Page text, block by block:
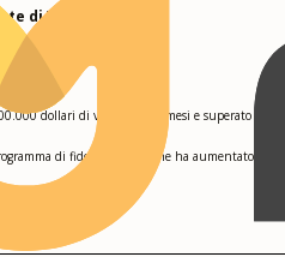
di Vendita
dollari di vendite in 6 mesi e superato la
di fidelizzazione che ha aumentato